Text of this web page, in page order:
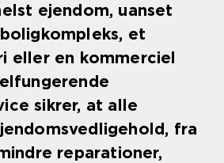
ejendom, uanset
et
eller en kommerciel
sikrer, at alle
fra
reparationer,